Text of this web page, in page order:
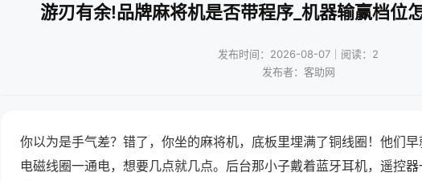
游刃有余!品牌麻将机是否带程序_机器输赢档位
发布时间：2026-08-07｜阅读：2
发布者：客助网
你以为是手气差？错了，你坐的麻将机，底板里埋满了铜线圈！他们
电磁线圈一通电，想要几点就几点。后台那小子戴着蓝牙耳机，遥控